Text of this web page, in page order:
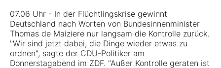
07.06 Uhr - In der Flüchtlingskrise gewinnt
Deutschland nach Worten von Bundesinnenminister
Thomas de Maiziere nur langsam die Kontrolle zurück.
"Wir sind jetzt dabei, die Dinge wieder etwas zu
ordnen", sagte der CDU-Politiker am
Donnerstagabend im ZDF. "Außer Kontrolle geraten ist